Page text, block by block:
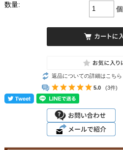
数量:
個
返品についての詳細はこちら
5.0
(3件)